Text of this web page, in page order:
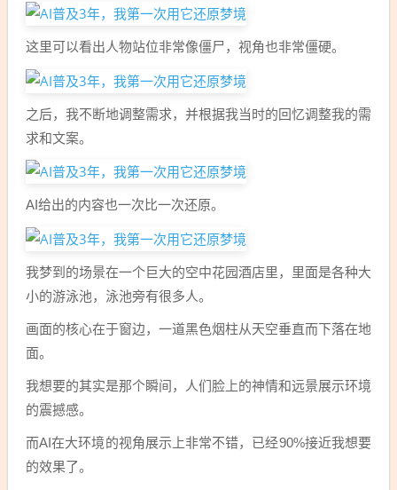
这里可以看出人物站位非常像僵尸，视角也非常僵硬。
之后，我不断地调整需求，并根据我当时的回忆调整我的需
求和文案。
AI给出的内容也一次比一次还原。
我梦到的场景在一个巨大的空中花园酒店里，里面是各种大
小的游泳池，泳池旁有很多人。
画面的核心在于窗边，一道黑色烟柱从天空垂直而下落在地
面。
我想要的其实是那个瞬间，人们脸上的神情和远景展示环境
的震撼感。
而AI在大环境的视角展示上非常不错，已经90%接近我想要
的效果了。